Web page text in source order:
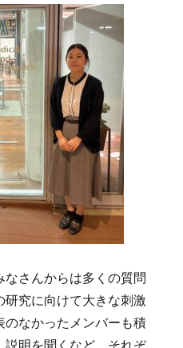
さんからは多くの質問
究に向けて大きな刺激
のなかったメンバーも積